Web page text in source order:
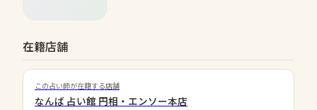
在籍店舗
この占い師が在籍する店舗
なんば 占い館 円相・エンソー本店